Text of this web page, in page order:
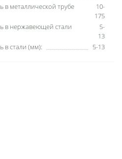
в металлической трубе
10-
175
в нержавеющей стали
5-
13
в стали (мм):
5-13